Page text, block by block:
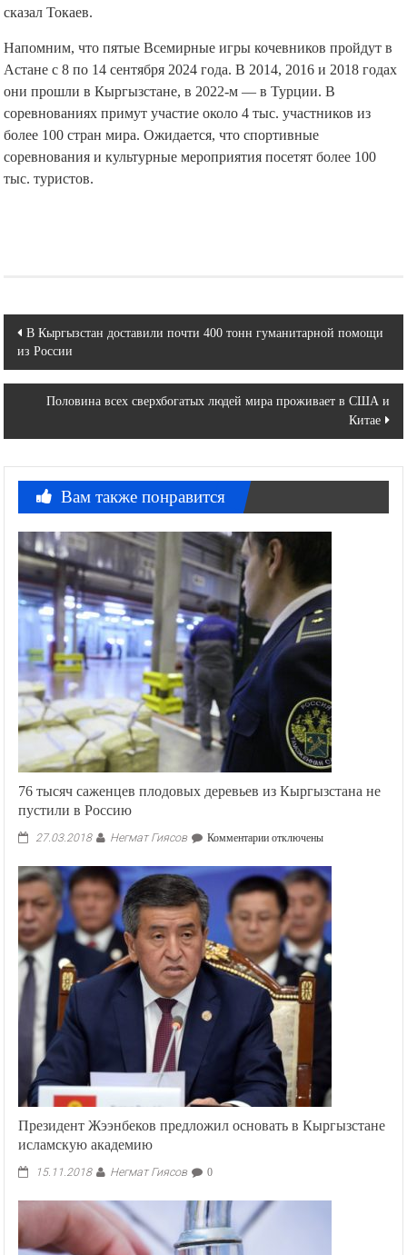
сказал Токаев.
Напомним, что пятые Всемирные игры кочевников пройдут в
Астане с 8 по 14 сентября 2024 года. В 2014, 2016 и 2018 годах
они прошли в Кыргызстане, в 2022-м — в Турции. В
соревнованиях примут участие около 4 тыс. участников из
более 100 стран мира. Ожидается, что спортивные
соревнования и культурные мероприятия посетят более 100
тыс. туристов.
Навигация
по
записям
В Кыргызстан доставили почти 400 тонн гуманитарной помощи
из России
Половина всех сверхбогатых людей мира проживает в США и
Китае
Вам также понравится
76 тысяч саженцев плодовых деревьев из Кыргызстана не
пустили в Россию
27.03.2018 Негмат Гиясов Комментариик
76
тысяч
саженцев
плодовых
деревьев
из
Кыргызстана
не
пустили
в
Россию
отключены
Президент Жээнбеков предложил основать в Кыргызстане
исламскую академию
15.11.2018 Негмат Гиясов 0